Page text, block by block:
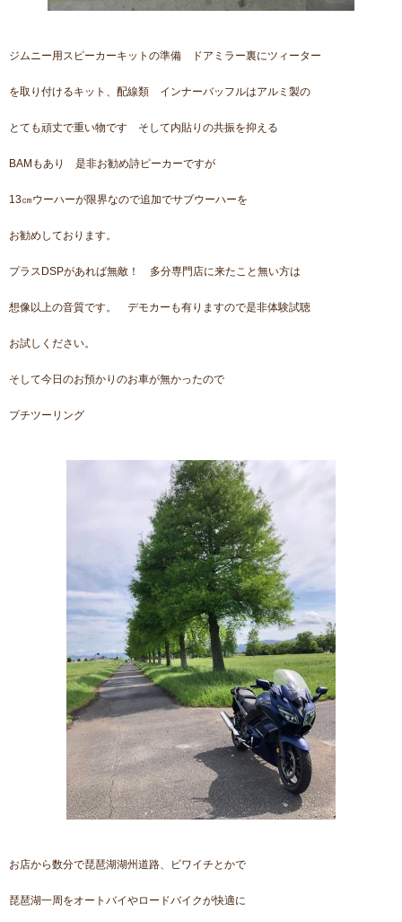
ジムニー用スピーカーキットの準備 ドアミラー裏にツィーター
を取り付けるキット、配線類 インナーバッフルはアルミ製の
とても頑丈で重い物です そして内貼りの共振を抑える
BAMもあり 是非お勧め詩ピーカーですが
13㎝ウーハーが限界なので追加でサブウーハーを
お勧めしております。
プラスDSPがあれば無敵！ 多分専門店に来たこと無い方は
想像以上の音質です。 デモカーも有りますので是非体験試聴
お試しください。
そして今日のお預かりのお車が無かったので
プチツーリング
お店から数分で琵琶湖湖州道路、ビワイチとかで
琵琶湖一周をオートバイやロードバイクが快適に